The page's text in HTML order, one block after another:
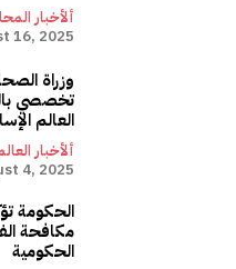
ألأخبار
16, 2025
وزراة
تخصصي
العالم
ألأخبار
4, 2025
الحكومة
مكافحة
الحكومية